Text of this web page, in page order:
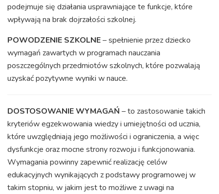
podejmuje się działania usprawniające te funkcje, które
wpływają na brak dojrzałości szkolnej.
POWODZENIE SZKOLNE– spełnienie przez dziecko
wymagań zawartych w programach nauczania
poszczególnych przedmiotów szkolnych, które pozwalają
uzyskać pozytywne wyniki w nauce.
DOSTOSOWANIE WYMAGAŃ – to zastosowanie takich
kryteriów egzekwowania wiedzy i umiejętności od ucznia,
które uwzględniają jego możliwości i ograniczenia, a więc
dysfunkcje oraz mocne strony rozwoju i funkcjonowania.
Wymagania powinny zapewnić realizację celów
edukacyjnych wynikających z podstawy programowej w
takim stopniu, w jakim jest to możliwe z uwagi na